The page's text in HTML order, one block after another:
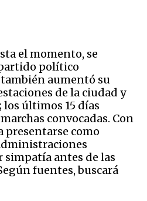
el momento, se
político
aumentó su
de la ciudad y
últimos 15 días
convocadas. Con
presentarse como
antes de las
fuentes, buscará